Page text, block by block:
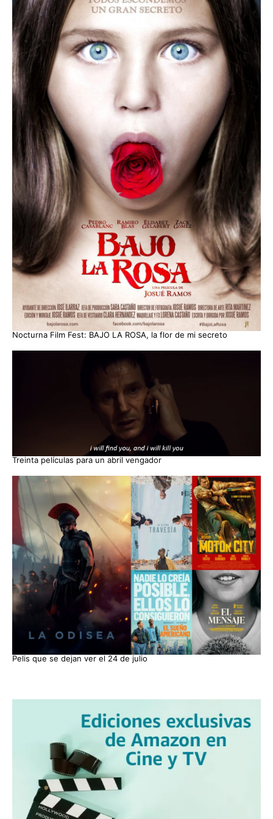
Nocturna Film Fest: BAJO LA ROSA, la flor de mi secreto
Treinta películas para un abril vengador
Pelis que se dejan ver el 24 de julio